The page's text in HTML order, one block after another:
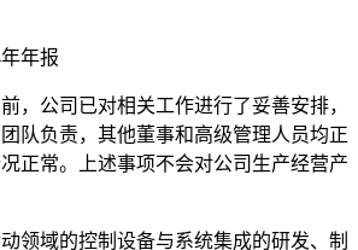
年年报
，公司已对相关工作进行了妥善安排，
队负责，其他董事和高级管理人员均正
正常。上述事项不会对公司生产经营产
领域的控制设备与系统集成的研发、制